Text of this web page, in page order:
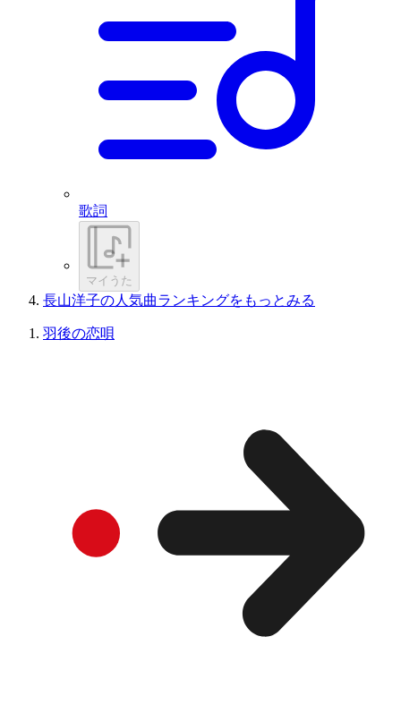
歌詞
マイうた
長山洋子の人気曲ランキングをもっとみる
羽後の恋唄